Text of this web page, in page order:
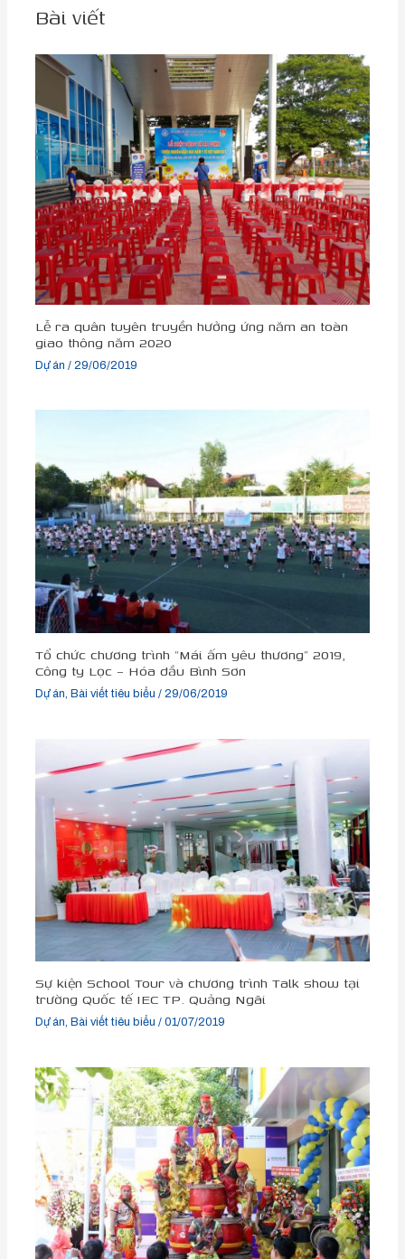
Bài viết
Lễ ra quân tuyên truyền hưởng ứng năm an toàn
giao thông năm 2020
Dự án /29/06/2019
Tổ chức chương trình “Mái ấm yêu thương” 2019,
Công ty Lọc – Hóa dầu Bình Sơn
Dự án, Bài viết tiêu biểu /29/06/2019
Sự kiện School Tour và chương trình Talk show tại
trường Quốc tế IEC TP. Quảng Ngãi
Dự án, Bài viết tiêu biểu /01/07/2019